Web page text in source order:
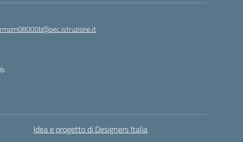
rmpm08000b@pec.istruzione.it
Idea e progetto di Designers Italia